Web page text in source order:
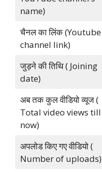
name)
चैनल का लिंक (Youtube
channel link)
जुड़ने की तिथि ( Joining
date)
अब तक कुल वीडियो व्यूज (
Total video views till
now)
अपलोड किए गए वीडियो (
Number of uploads)